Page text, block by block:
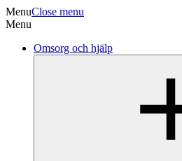
MenuClose menu
Menu
Omsorg och hjälp